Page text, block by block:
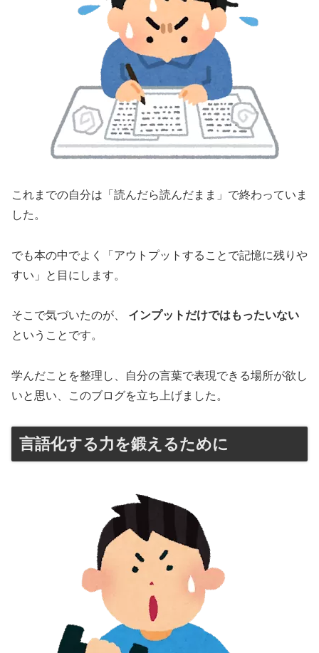
これまでの自分は「読んだら読んだまま」で終わっていま
した。
でも本の中でよく「アウトプットすることで記憶に残りや
すい」と目にします。
そこで気づいたのが、 インプットだけではもったいない
ということです。
学んだことを整理し、自分の言葉で表現できる場所が欲し
いと思い、このブログを立ち上げました。
言語化する力を鍛えるために